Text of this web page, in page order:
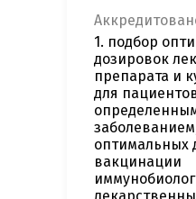
1. подбор
дозировок
препарата и
для
оптимальных
вакцинации